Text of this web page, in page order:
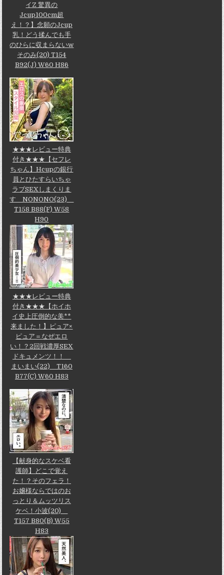
イZ 驚異の
Jcup100cm超
え！？】念願のJcup
乳！どう揉んでも手
のひらに収まらないw
そのみ(20) T154
B92(J) W60 H86
★★★レビュー特典
付き★★★【セフレ
ちゃん】Hcupの銀行
員とひたすらいちゃ
ラブSEXしまくりま
す NONONO(23)
T158 B88(F) W58
H90
★★★レビュー特典
付き★★★【ホイホ
イ史上圧倒的な美**
来ました！】ピュア×
ピュア＝なぜエロ
い！？2回戦濃厚SEX
ドキュメンツ！！
まいまい(22) T160
B77(C) W60 H83
【献身的なスケベ看
護師】どこで覚え
た！？そのフェラ！
お嬢様ならではのお
っとり＆ムッツリス
ケベ！小波(20)
T157 B80(B) W55
H83